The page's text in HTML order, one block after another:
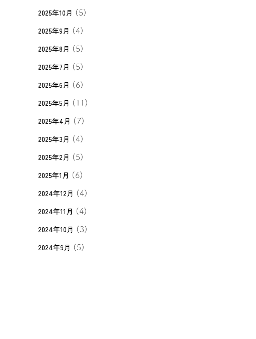
2025年10月 (5)
2025年9月 (4)
2025年8月 (5)
2025年7月 (5)
2025年6月 (6)
2025年5月 (11)
2025年4月 (7)
2025年3月 (4)
2025年2月 (5)
2025年1月 (6)
2024年12月 (4)
2024年11月 (4)
2024年10月 (3)
2024年9月 (5)